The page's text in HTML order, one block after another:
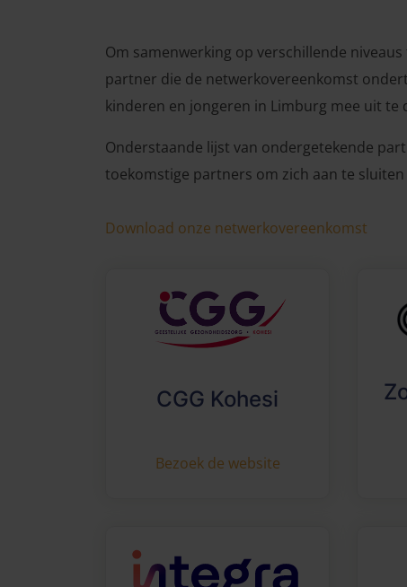
Om samenwerking op verschillende
partner die de netwerkovereenkomst
kinderen en jongeren in Limburg mee uit te
Onderstaande lijst van ondergetekende
toekomstige partners om zich aan te
CGG Kohesi
Bezoek de website
Download onze netwerkovereenkomst